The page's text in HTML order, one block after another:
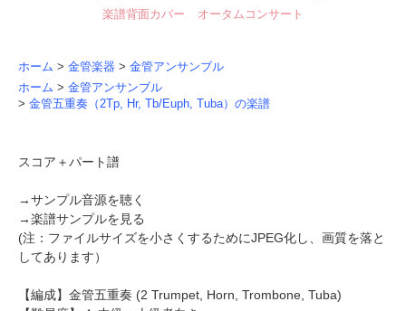
楽譜背面カバー
オータムコンサート
ホーム > 金管楽器 > 金管アンサンブル
ホーム > 金管アンサンブル
> 金管五重奏（2Tp, Hr, Tb/Euph, Tuba）の楽譜
スコア＋パート譜
→サンプル音源を聴く
→楽譜サンプルを見る
(注：ファイルサイズを小さくするためにJPEG化し、画質を落と
してあります）
【編成】 金管五重奏 (2 Trumpet, Horn, Trombone, Tuba)